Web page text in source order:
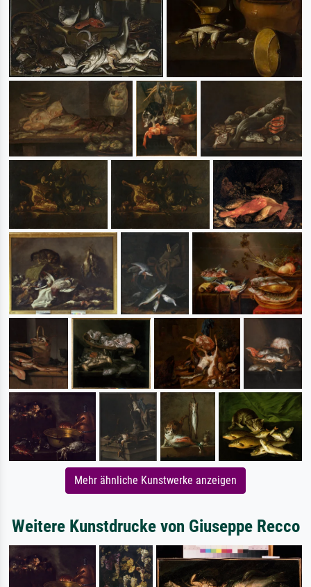
Mehr ähnliche Kunstwerke anzeigen
Weitere Kunstdrucke von Giuseppe Recco